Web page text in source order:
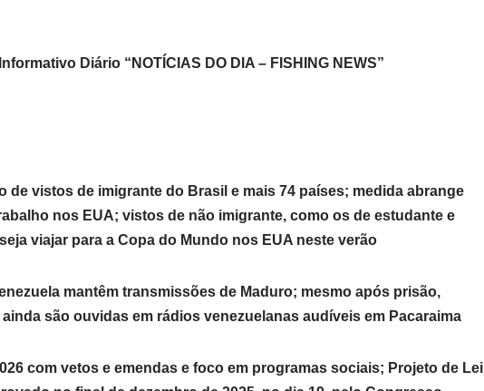
Diário “NOTÍCIAS DO DIA – FISHING NEWS”
de vistos de imigrante do Brasil e mais 74 países; medida abrange
nos EUA; vistos de não imigrante, como os de estudante e
viajar para a Copa do Mundo nos EUA neste verão
mantêm transmissões de Maduro; mesmo após prisão,
são ouvidas em rádios venezuelanas audíveis em Pacaraima
com vetos e emendas e foco em programas sociais; Projeto de Lei